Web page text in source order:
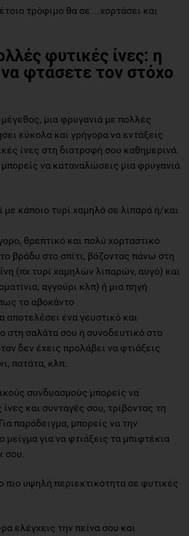
τρόφιμο θα σε…χορτάσει και
φυτικές ίνες: η
φτάσετε τον στόχο
μια φρυγανιά με πολλές
εύκολα και γρήγορα να εντάξεις
ίνες στη διατροφή σου καθημερινά.
να καταναλώσεις μια φρυγανιά
με κάποιο τυρί χαμηλό σε λιπαρά ή/και
θρεπτικό και πολύ χορταστικό
βράδυ στο σπίτι, βάζοντας πάνω στη
(πχ τυρί χαμηλών λιπαρών, αυγό) και
αγγούρι κλπ) ή μια πηγή
το αβοκάντο
αποτελέσει ένα γευστικό και
στη σαλάτα σου ή συνοδευτικό στο
δεν έχεις προλάβει να φτιάξεις
πατάτα, κλπ.
συνδυασμούς μπορείς να
και συνταγές σου, τρίβοντας τη
παράδειγμα, μπορείς να την
για να φτιάξεις τα μπιφτέκια
σου.
πιο υψηλή περιεκτικότητα σε φυτικές
ελέγχεις την πείνα σου και